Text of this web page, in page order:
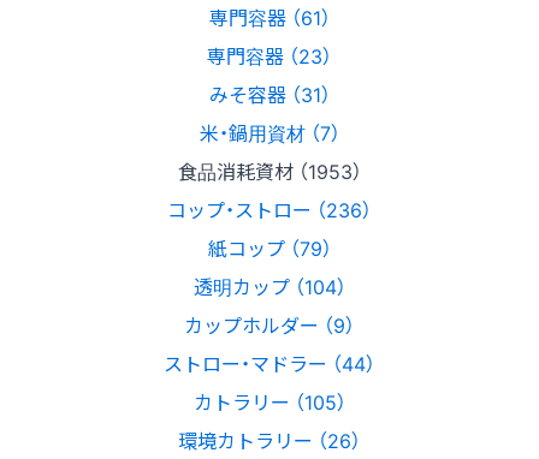
専門容器 （61）
専門容器 （23）
みそ容器 （31）
米・鍋用資材 （7）
食品消耗資材 （1953）
コップ・ストロー （236）
紙コップ （79）
透明カップ （104）
カップホルダー （9）
ストロー・マドラー （44）
カトラリー （105）
環境カトラリー （26）